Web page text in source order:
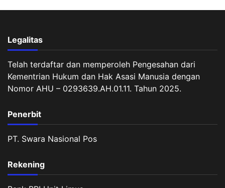
Legalitas
Telah terdaftar dan memperoleh Pengesahan dari
Kementrian Hukum dan Hak Asasi Manusia dengan
Nomor AHU – 0293639.AH.01.11. Tahun 2025.
Penerbit
PT. Swara Nasional Pos
Rekening